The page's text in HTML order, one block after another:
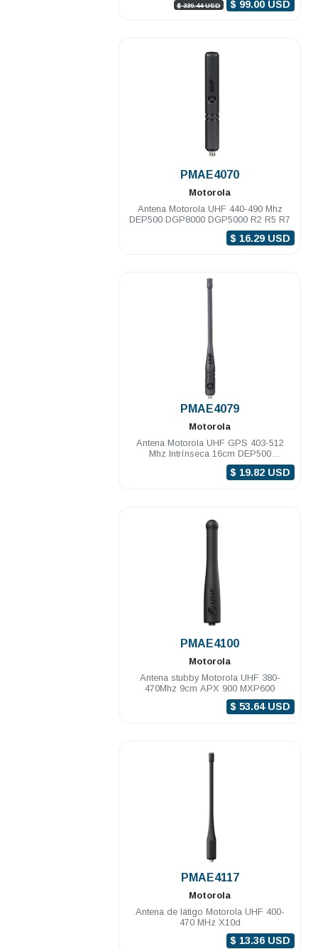
$ 339.44 USD $ 99.00 USD
PMAE4070
Motorola
Antena Motorola UHF 440-490 Mhz
DEP500 DGP8000 DGP5000 R2 R5 R7
$ 16.29 USD
PMAE4079
Motorola
Antena Motorola UHF GPS 403-512
Mhz Intrínseca 16cm DEP500
DGP8000/5000 R2 R5 R7
$ 19.82 USD
PMAE4100
Motorola
Antena stubby Motorola UHF 380-
470Mhz 9cm APX 900 MXP600
$ 53.64 USD
PMAE4117
Motorola
Antena de látigo Motorola UHF 400-
470 MHz X10d
$ 13.36 USD